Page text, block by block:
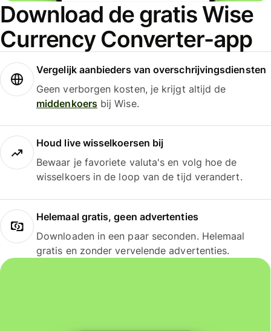
Download de gratis Wise
Currency Converter-app
Vergelijk aanbieders van overschrijvingsdiensten
Geen verborgen kosten, je krijgt altijd de
middenkoersbij Wise.
Houd live wisselkoersen bij
Bewaar je favoriete valuta's en volg hoe de
wisselkoers in de loop van de tijd verandert.
Helemaal gratis, geen advertenties
Downloaden in een paar seconden. Helemaal
gratis en zonder vervelende advertenties.